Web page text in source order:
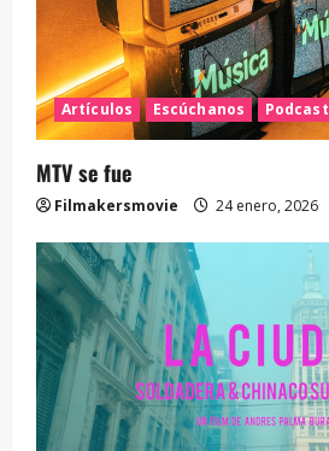
Artículos Escúchanos Podcast
MTV se fue
Filmakersmovie 24 enero, 2026